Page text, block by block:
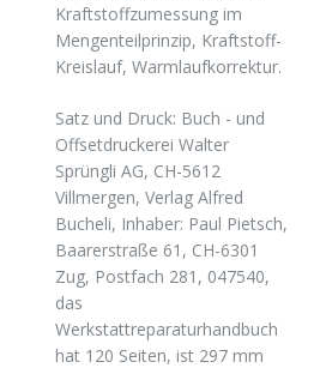
Kraftstoffzumessung im
Mengenteilprinzip, Kraftstoff-
Kreislauf, Warmlaufkorrektur.
Satz und Druck: Buch - und
Offsetdruckerei Walter
Sprüngli AG, CH-5612
Villmergen, Verlag Alfred
Bucheli, Inhaber: Paul Pietsch,
Baarerstraße 61, CH-6301
Zug, Postfach 281, 047540,
das
Werkstattreparaturhandbuch
hat 120 Seiten, ist 297 mm